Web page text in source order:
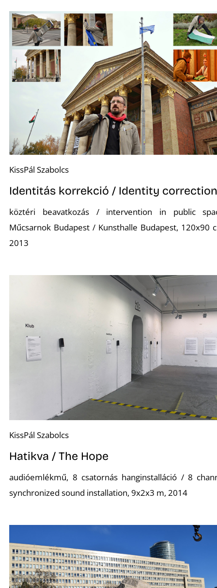
KissPál Szabolcs
Identitás korrekció / Identity
köztéri beavatkozás / intervention in public
Műcsarnok Budapest / Kunsthalle Budapest, 120x90
2013
KissPál Szabolcs
Hatikva / The Hope
audióemlékmű, 8 csatornás hanginstalláció / 8
synchronized sound installation, 9x2x3 m, 2014